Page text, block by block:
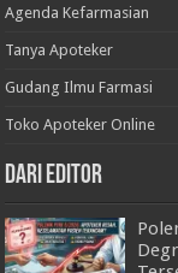
Agenda Kefarmasian
Tanya Apoteker
Gudang Ilmu Farmasi
Toko Apoteker Online
Dari Editor